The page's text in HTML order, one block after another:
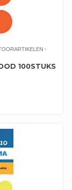
100STUKS